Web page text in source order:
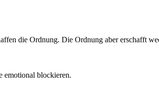
die Ordnung. Die Ordnung aber erschafft
emotional blockieren.